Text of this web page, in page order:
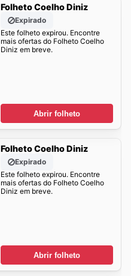
Folheto Coelho Diniz
Expirado
Este folheto expirou. Encontre
mais ofertas do Folheto Coelho
Diniz em breve.
Abrir folheto
Folheto Coelho Diniz
Expirado
Este folheto expirou. Encontre
mais ofertas do Folheto Coelho
Diniz em breve.
Abrir folheto